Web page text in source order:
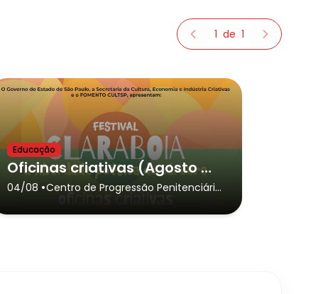
1 de 1
Educação
Oficinas criativas (Agosto 2026)
04/08 •Centro de Progressão Penitenciária
de Jardinóp olis - Jardinópolis